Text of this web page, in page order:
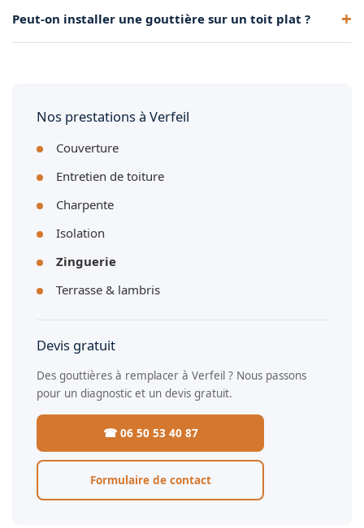
première cause d'infiltrations sur une toiture.
Peut-on installer une gouttière sur un toit plat ?
Nos prestations à Verfeil
Couverture
Entretien de toiture
Charpente
Isolation
Zinguerie
Terrasse & lambris
Devis gratuit
Des gouttières à remplacer à Verfeil ? Nous passons
pour un diagnostic et un devis gratuit.
☎ 06 50 53 40 87
Formulaire de contact